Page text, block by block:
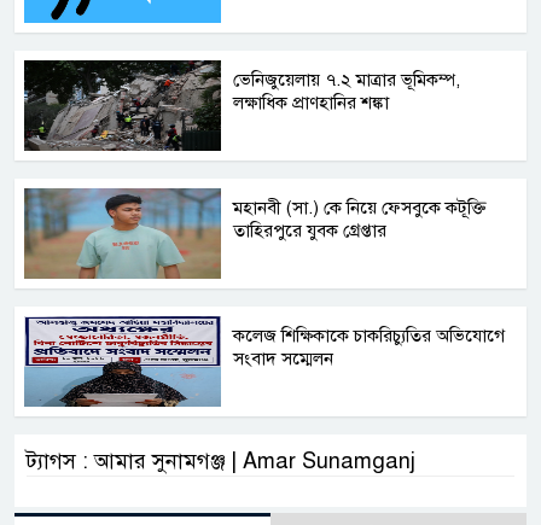
ভেনিজুয়েলায় ৭.২ মাত্রার ভূমিকম্প,
লক্ষাধিক প্রাণহানির শঙ্কা
মহানবী (সা.) কে নিয়ে ফেসবুকে কটূক্তি
তাহিরপুরে যুবক গ্রেপ্তার
কলেজ শিক্ষিকাকে চাকরিচ্যুতির অভিযোগে
সংবাদ সম্মেলন
ট্যাগস : আমার সুনামগঞ্জ | Amar Sunamganj